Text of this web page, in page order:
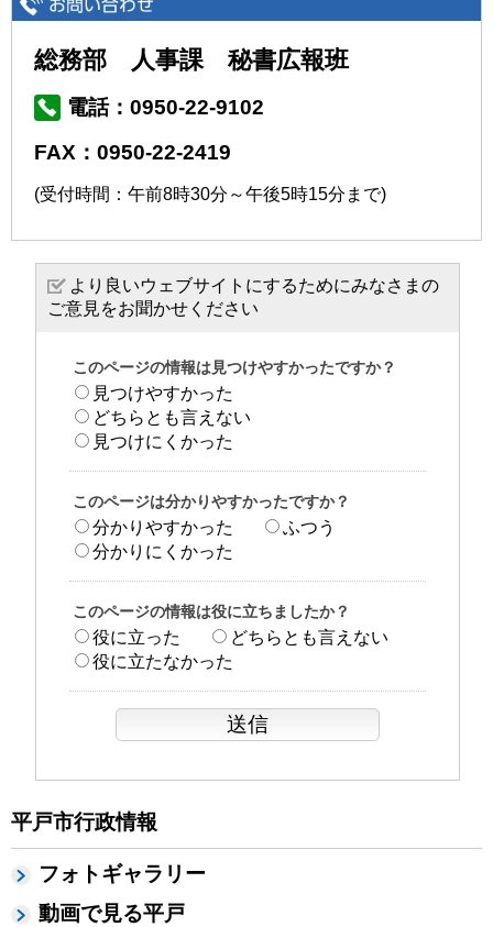
平戸市行政情報
フォトギャラリー
動画で見る平戸
総務部 人事課 秘書広報班
電話：0950-22-9102
FAX：0950-22-2419
(受付時間：午前8時30分～午後5時15分まで)
より良いウェブサイトにするためにみなさまの
ご意見をお聞かせください
このページの情報は見つけやすかったですか？
見つけやすかった
どちらとも言えない
見つけにくかった
このページは分かりやすかったですか？
分かりやすかった
ふつう
分かりにくかった
このページの情報は役に立ちましたか？
役に立った
どちらとも言えない
役に立たなかった